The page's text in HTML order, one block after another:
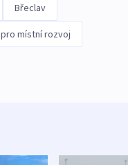
Břeclav
místní rozvoj